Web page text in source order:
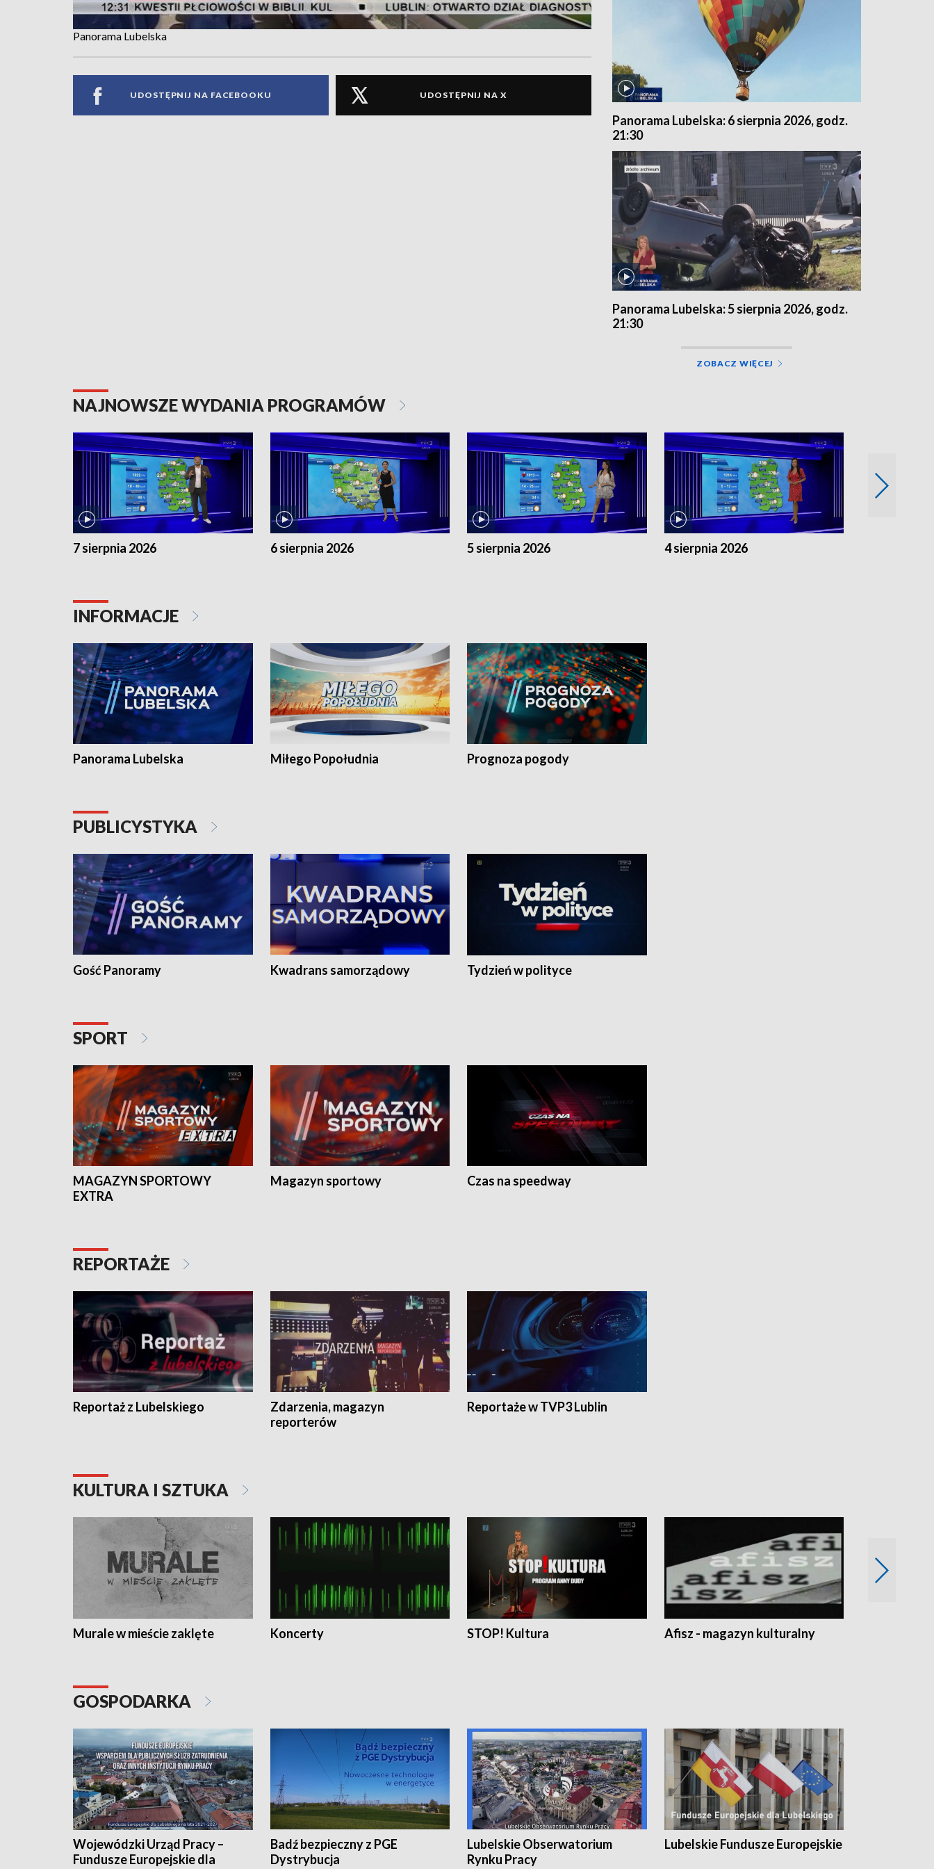
Panorama Lubelska
UDOSTĘPNIJ NA FACEBOOKU UDOSTĘPNIJ NA X
Panorama Lubelska: 6 sierpnia 2026, godz.
21:30
Panorama Lubelska: 5 sierpnia 2026, godz.
21:30
ZOBACZ WIĘCEJ
NAJNOWSZE WYDANIA PROGRAMÓW
7 sierpnia 2026 6 sierpnia 2026 5 sierpnia 2026 4 sierpnia 2026
INFORMACJE
Panorama Lubelska Miłego Popołudnia Prognoza pogody
PUBLICYSTYKA
Gość Panoramy Kwadrans samorządowy Tydzień w polityce
SPORT
MAGAZYN SPORTOWY
EXTRA
Magazyn sportowy Czas na speedway
REPORTAŻE
Reportaż z Lubelskiego
Zdarzenia, magazyn
reporterów
Reportaże w TVP3 Lublin
KULTURA I SZTUKA
Murale w mieście zaklęte Koncerty STOP! Kultura Afisz - magazyn kulturalny
GOSPODARKA
Wojewódzki Urząd Pracy –
Fundusze Europejskie dla
Badź bezpieczny z PGE
Dystrybucja
Lubelskie Obserwatorium
Rynku Pracy
Lubelskie Fundusze Europejskie